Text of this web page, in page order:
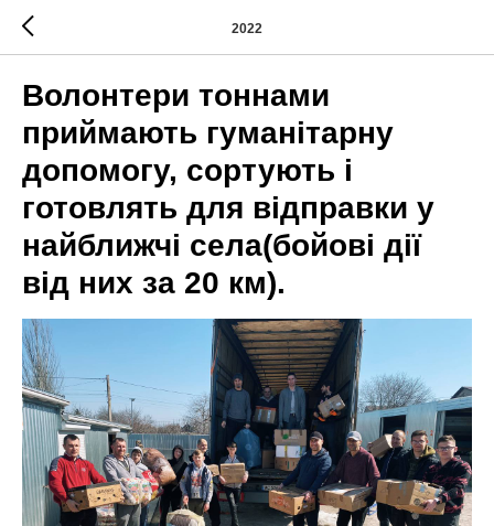
2022
Волонтери тоннами
приймають гуманітарну
допомогу, сортують і
готовлять для відправки у
найближчі села(бойові дії
від них за 20 км).